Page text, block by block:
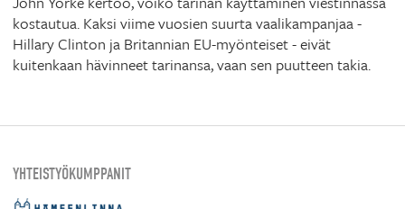
kostautua. Kaksi viime vuosien suurta vaalikampanjaa -
Hillary Clinton ja Britannian EU-myönteiset - eivät
kuitenkaan hävinneet tarinansa, vaan sen puutteen takia.
YHTEISTYÖKUMPPANIT